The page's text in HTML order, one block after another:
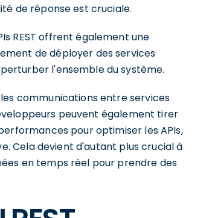
de réponse est cruciale.
REST offrent également une
de déployer des services
l'ensemble du système.
communications entre services
peuvent également tirer
pour optimiser les APIs,
Cela devient d'autant plus crucial à
en temps réel pour prendre des